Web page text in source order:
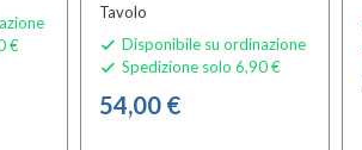
€
Tavolo
 Disponibile su ordinazione
 Spedizione solo 6,90 €
54,00 €